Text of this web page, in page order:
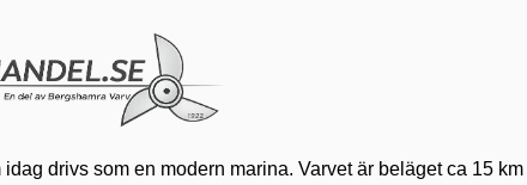
drivs som en modern marina. Varvet är beläget ca 15 km